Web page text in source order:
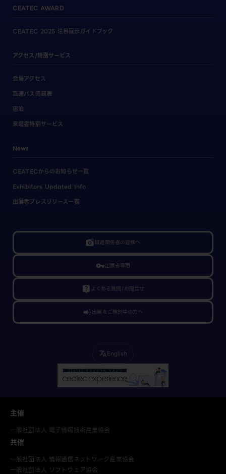
CEATEC AWARD
CEATEC 2025 注目展示ガイドブック
アクセス/特別サービス
会場アクセス
高速バス時刻表
宿泊
来場者特別サービス
News
CEATECからのお知らせ一覧
Exhibitors Updated Info
出展者プレスリリース一覧
linked_camera報道関係者の皆様へ
vpn_key出展者専用
live_help よくある質問/お問合せ
campaign出展をご検討中の方へ
translateEnglish
主催
一般社団法人 電子情報技術産業協会
共催
一般社団法人 情報通信ネットワーク産業協会
一般社団法人 ソフトウェア協会